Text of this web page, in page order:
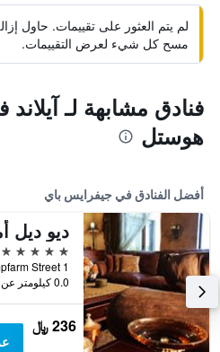
لم يتم العثور على تقييمات. حاول
مسح كل شيء لعرض التقييمات.
فنادق مشابهة لـ
هوستل
أفضل الفنادق في جيفرايس باي
5 نجوم
0.0 كيلومتر عن وسط المدينة
236 ﷼